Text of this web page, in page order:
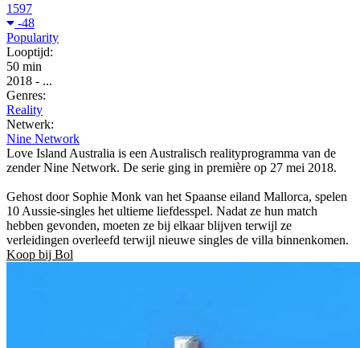
1597
-48
Popularity
Looptijd:
50 min
2018 - ...
Genres:
Reality
Netwerk:
Nine Network
Love Island Australia is een Australisch realityprogramma van de
zender Nine Network. De serie ging in première op 27 mei 2018.
Gehost door Sophie Monk van het Spaanse eiland Mallorca, spelen
10 Aussie-singles het ultieme liefdesspel. Nadat ze hun match
hebben gevonden, moeten ze bij elkaar blijven terwijl ze
verleidingen overleefd terwijl nieuwe singles de villa binnenkomen.
Koop bij Bol